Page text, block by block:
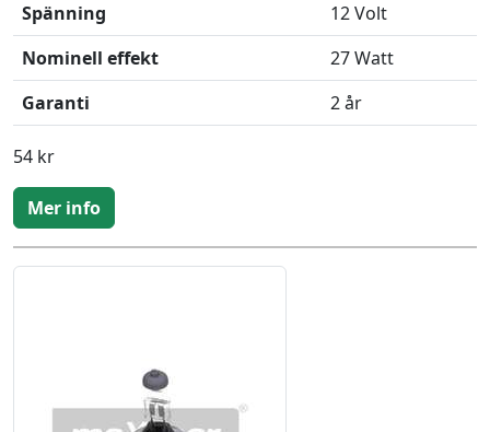
Spänning
12 Volt
Nominell effekt
27 Watt
Garanti
2 år
54 kr
Mer info